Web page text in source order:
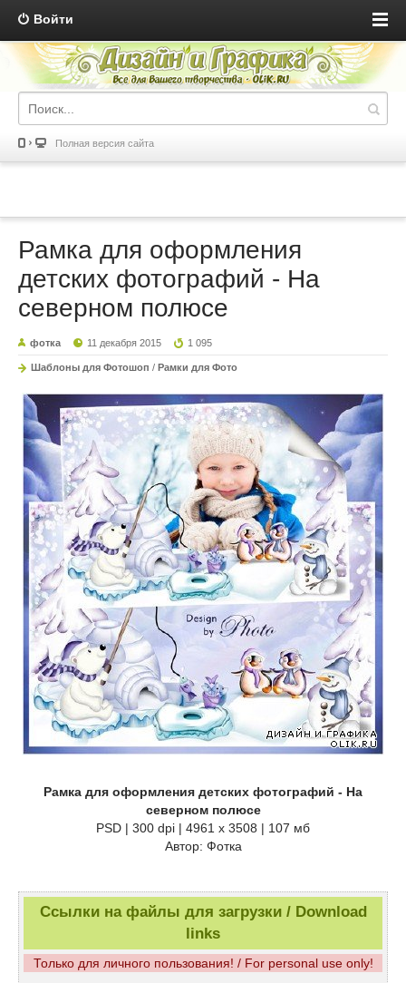
Войти
Полная версия сайта
Рамка для оформления
детских фотографий - На
северном полюсе
фотка 11 декабря 2015 1 095
Шаблоны для Фотошоп / Рамки для Фото
Рамка для оформления детских фотографий - На
северном полюсе
PSD | 300 dpi | 4961 x 3508 | 107 мб
Автор: Фотка
Ссылки на файлы для загрузки / Download
links
Только для личного пользования! / For personal use only!